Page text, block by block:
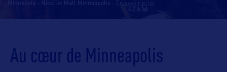
Minnesota - Nicollet Mall Minneapolis
Au cœur de Minneapolis